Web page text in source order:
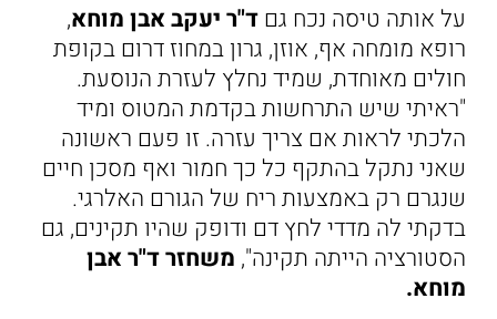
על אותה טיסה נכח גםד"ר יעקב אבן מוחא,
רופא מומחה אף, אוזן, גרון במחוז דרום בקופת
חולים מאוחדת, שמיד נחלץ לעזרת הנוסעת.
"ראיתי שיש התרחשות בקדמת המטוס ומיד
הלכתי לראות אם צריך עזרה. זו פעם ראשונה
שאני נתקל בהתקף כל כך חמור ואף מסכן חיים
שנגרם רק באמצעות ריח של הגורם האלרגי.
בדקתי לה מדדי לחץ דם ודופק שהיו תקינים, גם
הסטורציה הייתה תקינה", משחזר ד"ר אבן
מוחא.